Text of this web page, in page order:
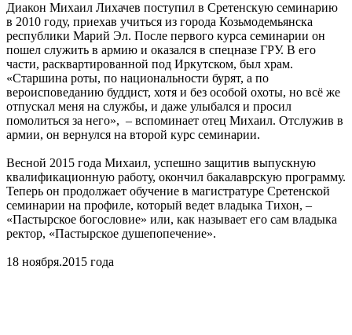
Диакон Михаил Лихачев поступил в Сретенскую семинарию
в 2010 году, приехав учиться из города Козьмодемьянска
республики Марий Эл. После первого курса семинарии он
пошел служить в армию и оказался в спецназе ГРУ. В его
части, расквартированной под Иркутском, был храм.
«Старшина роты, по национальности бурят, а по
вероисповеданию буддист, хотя и без особой охоты, но всё же
отпускал меня на службы, и даже улыбался и просил
помолиться за него», – вспоминает отец Михаил. Отслужив в
армии, он вернулся на второй курс семинарии.
Весной 2015 года Михаил, успешно защитив выпускную
квалификационную работу, окончил бакалаврскую программу.
Теперь он продолжает обучение в магистратуре Сретенской
семинарии на профиле, который ведет владыка Тихон, –
«Пастырское богословие» или, как называет его сам владыка
ректор, «Пастырское душепопечение».
18 ноября.2015 года